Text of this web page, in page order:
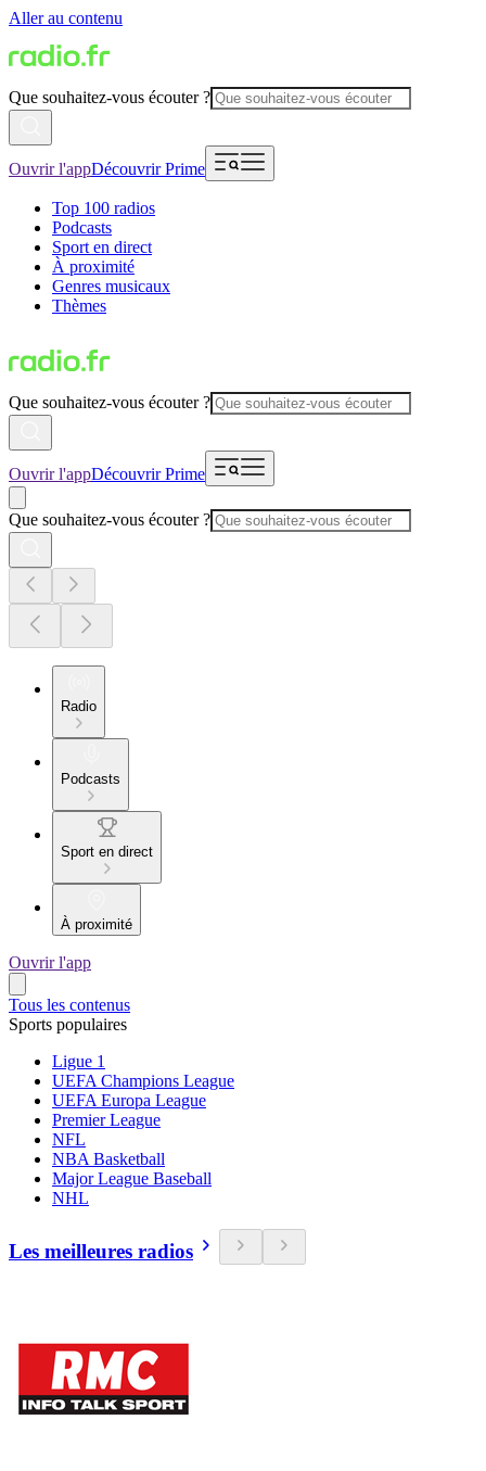
Aller au contenu
Que souhaitez-vous écouter ?
Ouvrir l'appDécouvrir Prime
Top 100 radios
Podcasts
Sport en direct
À proximité
Genres musicaux
Thèmes
Que souhaitez-vous écouter ?
Ouvrir l'appDécouvrir Prime
Que souhaitez-vous écouter ?
Radio
Podcasts
Sport en direct
À proximité
Ouvrir l'app
Tous les contenus
Sports populaires
Ligue 1
UEFA Champions League
UEFA Europa League
Premier League
NFL
NBA Basketball
Major League Baseball
NHL
Les meilleures radios